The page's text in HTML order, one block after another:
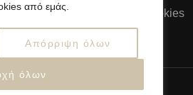
από εμάς.
Απόρριψη όλων
όλων
Πολιτική Cookies